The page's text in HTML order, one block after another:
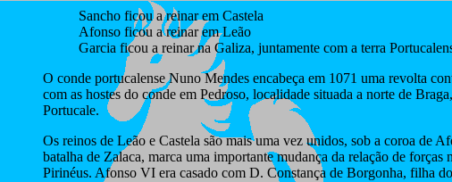
Sancho ficou a reinar em Castela
Afonso ficou a reinar em Leão
Garcia ficou a reinar na Galiza, juntamente com a terra
O conde portucalense Nuno Mendes encabeça em 1071 uma revolta
com as hostes do conde em Pedroso, localidade situada a norte de
Portucale.
Os reinos de Leão e Castela são mais uma vez unidos, sob a coroa
batalha de Zalaca, marca uma importante mudança da relação de
Pirinéus. Afonso VI era casado com D. Constança de Borgonha, filha